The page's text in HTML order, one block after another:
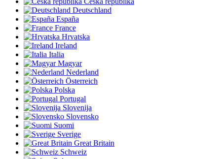
Deutschland
España
France
Hrvatska
Ireland
Italia
Magyar
Nederland
Österreich
Polska
Portugal
Slovenija
Slovensko
Suomi
Sverige
Great Britain
Schweiz